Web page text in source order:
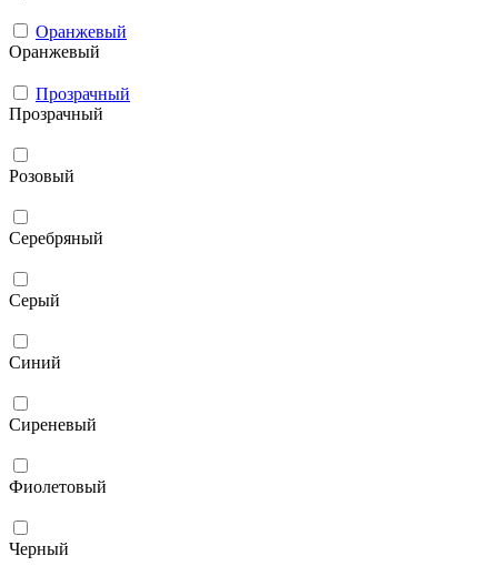
Оранжевый
Оранжевый
Прозрачный
Прозрачный
Розовый
Серебряный
Серый
Синий
Сиреневый
Фиолетовый
Черный